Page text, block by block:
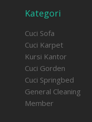
Kategori
Cuci Sofa
Cuci Karpet
Kursi Kantor
Cuci Gorden
Cuci Springbed
General Cleaning
Member